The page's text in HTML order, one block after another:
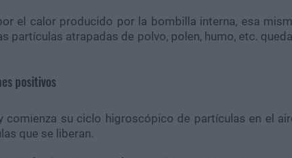
el calor producido por la bombilla interna, esa
partículas atrapadas de polvo, polen, humo, etc.
positivos
comienza su ciclo higroscópico de partículas en el
que se liberan.